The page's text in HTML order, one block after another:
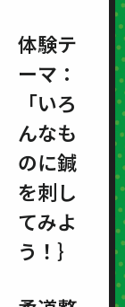
体験テ
ーマ：
「いろ
んなも
のに鍼
を刺し
てみよ
う！｝